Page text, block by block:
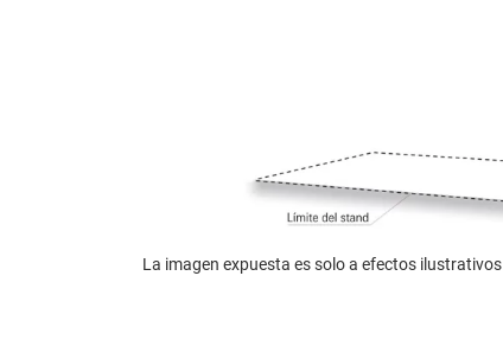
La imagen expuesta es solo a efectos ilustrativos